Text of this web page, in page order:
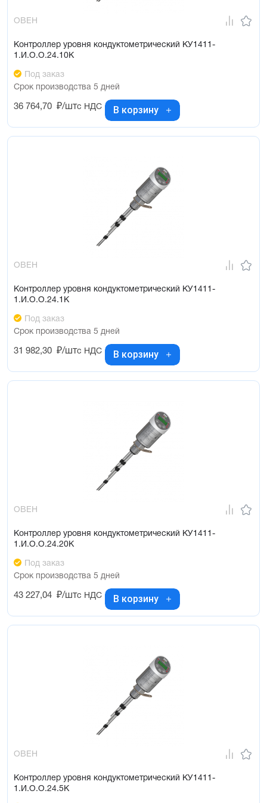
ОВЕН
Контроллер уровня кондуктометрический КУ1411-
1.И.О.О.24.10К
Под заказ
Срок производства 5 дней
36 764,70 ₽/штс НДС В корзину
ОВЕН
Контроллер уровня кондуктометрический КУ1411-
1.И.О.О.24.1К
Под заказ
Срок производства 5 дней
31 982,30 ₽/штс НДС В корзину
ОВЕН
Контроллер уровня кондуктометрический КУ1411-
1.И.О.О.24.20К
Под заказ
Срок производства 5 дней
43 227,04 ₽/штс НДС В корзину
ОВЕН
Контроллер уровня кондуктометрический КУ1411-
1.И.О.О.24.5К